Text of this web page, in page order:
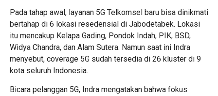
Pada tahap awal, layanan 5G Telkomsel baru bisa dinikmati
bertahap di 6 lokasi resedensial di Jabodetabek. Lokasi
itu mencakup Kelapa Gading, Pondok Indah, PIK, BSD,
Widya Chandra, dan Alam Sutera. Namun saat ini Indra
menyebut, coverage 5G sudah tersedia di 26 kluster di 9
kota seluruh Indonesia.
Bicara pelanggan 5G, Indra mengatakan bahwa fokus